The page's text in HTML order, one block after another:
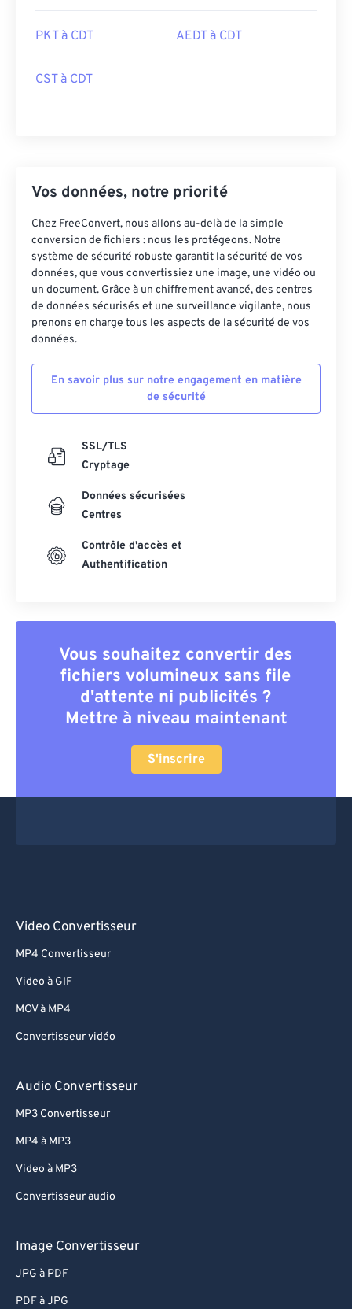
PKT à CDT AEDT à CDT
CST à CDT
Vos données, notre priorité
Chez FreeConvert, nous allons au-delà de la simple
conversion de fichiers : nous les protégeons. Notre
système de sécurité robuste garantit la sécurité de vos
données, que vous convertissiez une image, une vidéo ou
un document. Grâce à un chiffrement avancé, des centres
de données sécurisés et une surveillance vigilante, nous
prenons en charge tous les aspects de la sécurité de vos
données.
En savoir plus sur notre engagement en matière
de sécurité
SSL/TLS
Cryptage
Données sécurisées
Centres
Contrôle d'accès et
Authentification
Vous souhaitez convertir des
fichiers volumineux sans file
d'attente ni publicités ?
Mettre à niveau maintenant
S'inscrire
Video Convertisseur
MP4 Convertisseur
Video à GIF
MOV à MP4
Convertisseur vidéo
Audio Convertisseur
MP3 Convertisseur
MP4 à MP3
Video à MP3
Convertisseur audio
Image Convertisseur
JPG à PDF
PDF à JPG